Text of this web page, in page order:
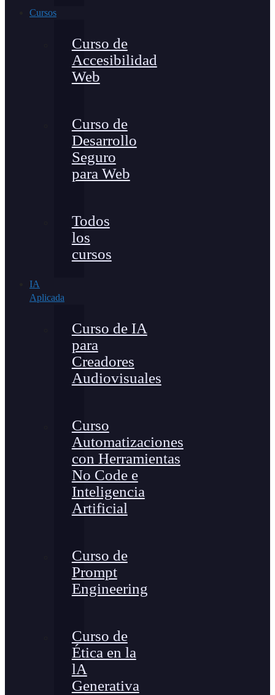
Cursos
Curso de
Accesibilidad
Web
Curso de
Desarrollo
Seguro
para Web
Todos
los
cursos
IA
Aplicada
Curso de IA
para
Creadores
Audiovisuales
Curso
Automatizaciones
con Herramientas
No Code e
Inteligencia
Artificial
Curso de
Prompt
Engineering
Curso de
Ética en la
lA
Generativa